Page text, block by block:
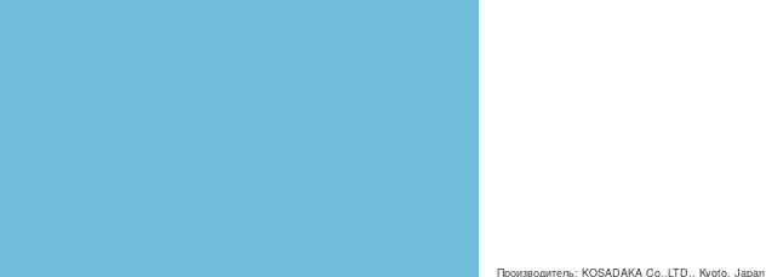
Производитель: KOSADAKA Co.,LTD., Kyoto, Japan